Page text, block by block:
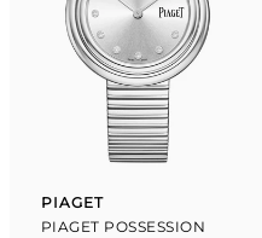
Proveedor:
PIAGET
PIAGET POSSESSION